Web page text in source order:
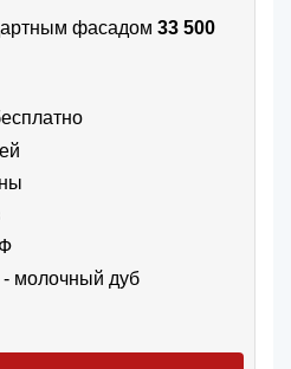
фасадом 33 500
- молочный дуб